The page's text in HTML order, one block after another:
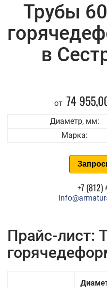
Трубы
в
от 74
Диаметр, мм:
Марка:
+7 (812)
Прайс-лист: